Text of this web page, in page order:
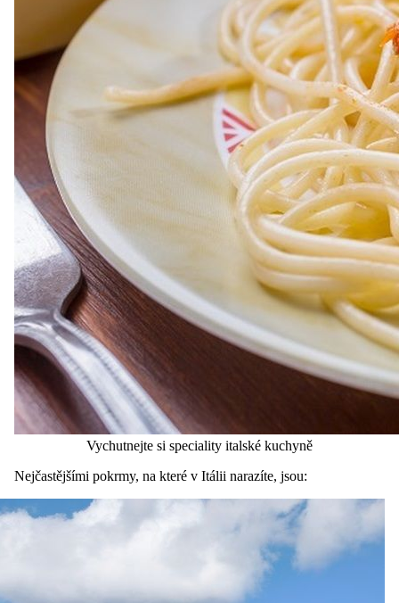
Vychutnejte si speciality italské kuchyně
Nejčastějšími pokrmy, na které v Itálii narazíte, jsou: